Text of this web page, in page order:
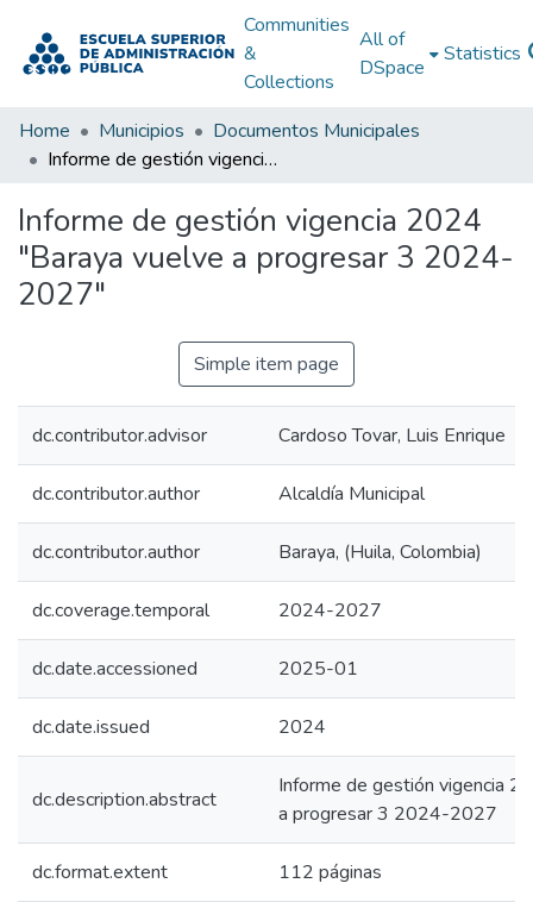
Communities
&
Collections
All of
DSpace
Statistics
Home Municipios
Documentos Municipales
Informe de gestión vigencia 2024 "Baraya vuelve a progresar 3 2024-2027"
Informe de gestión vigencia 2024
"Baraya vuelve a progresar 3 2024-
2027"
Simple item page
dc.contributor.advisor Cardoso Tovar, Luis Enrique
dc.contributor.author Alcaldía Municipal
dc.contributor.author Baraya, (Huila, Colombia)
dc.coverage.temporal 2024-2027
dc.date.accessioned 2025-01
dc.date.issued 2024
dc.description.abstract
Informe de gestión vigencia
a progresar 3 2024-2027
dc.format.extent 112 páginas